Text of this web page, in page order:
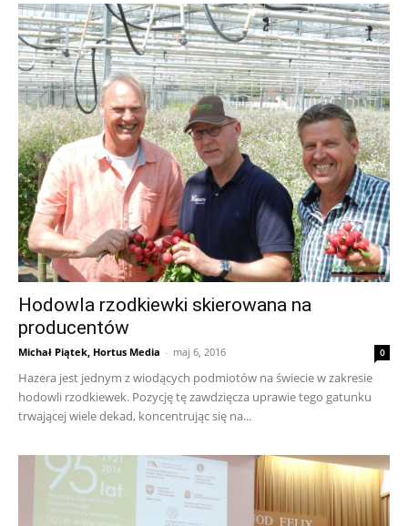
Hodowla rzodkiewki skierowana na
producentów
Michał Piątek, Hortus Media - maj 6, 2016 0
Hazera jest jednym z wiodących podmiotów na świecie w zakresie
hodowli rzodkiewek. Pozycję tę zawdzięcza uprawie tego gatunku
trwającej wiele dekad, koncentrując się na...